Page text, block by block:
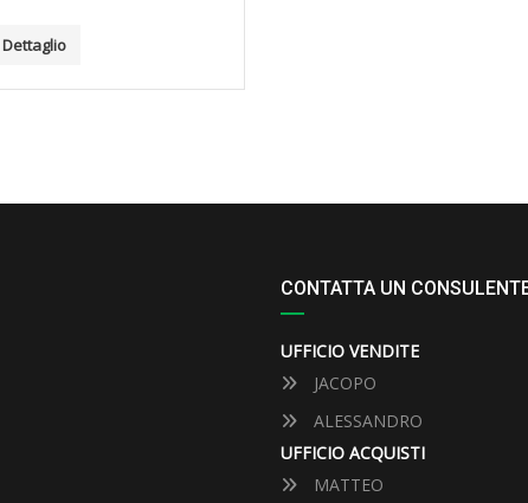
Dettaglio
CONTATTA UN
UFFICIO VENDITE
JACOPO
ALESSANDRO
UFFICIO ACQUISTI
MATTEO